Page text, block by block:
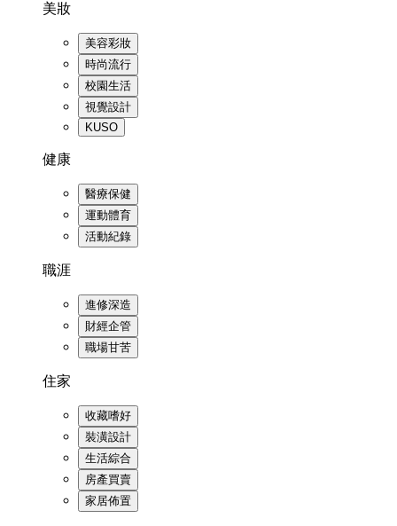
美妝
美容彩妝
時尚流行
校園生活
視覺設計
KUSO
健康
醫療保健
運動體育
活動紀錄
職涯
進修深造
財經企管
職場甘苦
住家
收藏嗜好
裝潢設計
生活綜合
房產買賣
家居佈置